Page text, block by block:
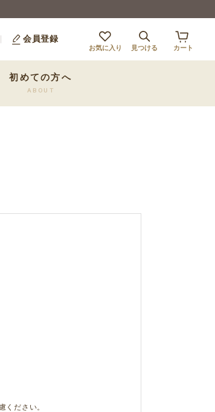
会員登録
お気に入り 見つける カート
初めての方へ
ABOUT
ください。